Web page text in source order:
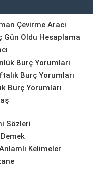
Çevirme Aracı
Gün Oldu Hesaplama
Burç Yorumları
Burç Yorumları
Burç Yorumları
Sözleri
Kelimeler